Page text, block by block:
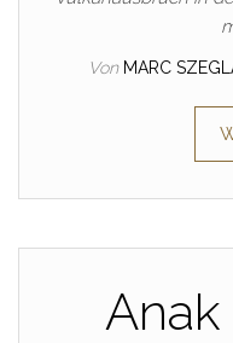
Von MARC
Anak